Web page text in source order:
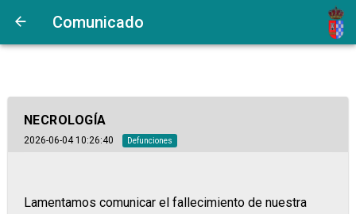
Comunicado
NECROLOGÍA
2026-06-04 10:26:40 Defunciones
Lamentamos comunicar el fallecimiento de nuestra